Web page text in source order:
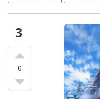
3
0